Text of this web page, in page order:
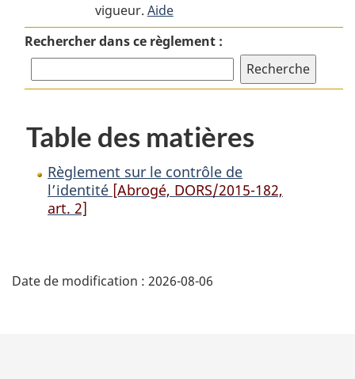
l’identité
de
l’identité
l’identité
vigueur. Aide
Rechercher dans ce règlement :
Table des matières
Règlement sur le contrôle de
l’identité [Abrogé, DORS/2015-182,
art. 2]
é
Date de modification : 2026-08-06